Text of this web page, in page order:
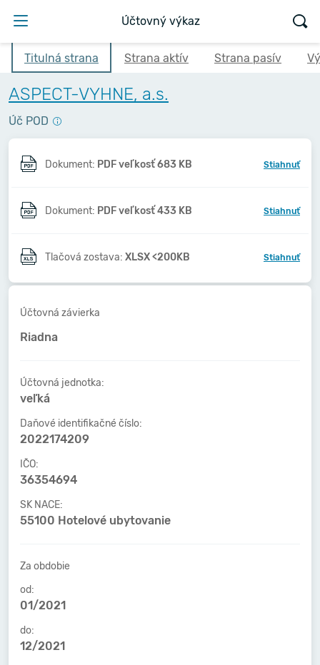
Účtovný výkaz
Titulná strana Strana aktív Strana pasív
ASPECT-VYHNE, a.s.
Úč POD
Dokument: PDF veľkosť 683 KB Stiahnuť
Dokument: PDF veľkosť 433 KB Stiahnuť
Tlačová zostava: XLSX <200KB Stiahnuť
Účtovná závierka
Riadna
Účtovná jednotka:
veľká
Daňové identifikačné číslo:
2022174209
IČO:
36354694
SK NACE:
55100 Hotelové ubytovanie
Za obdobie
od:
01/2021
do:
12/2021